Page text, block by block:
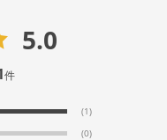
5.0
件
(1)
(0)